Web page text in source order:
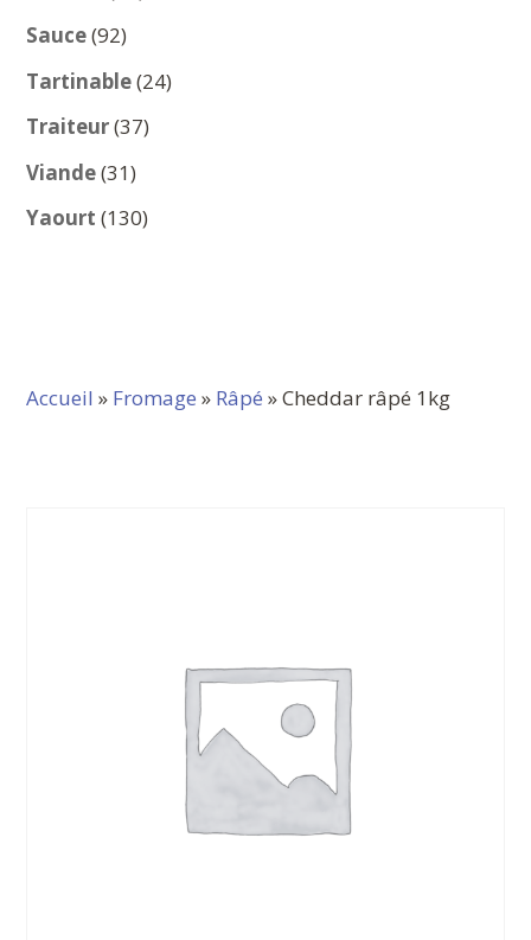
Sauce 9292
produits
Tartinable 2424
Traiteur 3737
Viande 3131
produits
Yaourt 130130
Accueil » Fromage » Râpé » Cheddar râpé 1kg